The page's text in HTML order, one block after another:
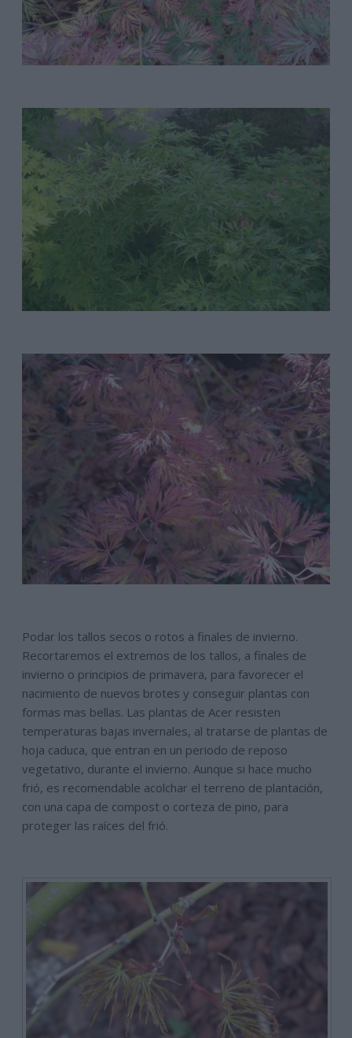
Podar los tallos secos o rotos a finales de invierno.
Recortaremos el extremos de los tallos, a finales de
invierno o principios de primavera, para favorecer el
nacimiento de nuevos brotes y conseguir plantas con
formas mas bellas. Las plantas de Acer resisten
temperaturas bajas invernales, al tratarse de plantas de
hoja caduca, que entran en un periodo de reposo
vegetativo, durante el invierno. Aunque si hace mucho
frió, es recomendable acolchar el terreno de plantación,
con una capa de compost o corteza de pino, para
proteger las raíces del frió.